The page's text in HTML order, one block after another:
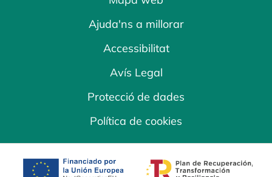
Ajuda'ns a millorar
Accessibilitat
Avís Legal
Protecció de dades
Política de cookies
opens in a new tab opens in a new